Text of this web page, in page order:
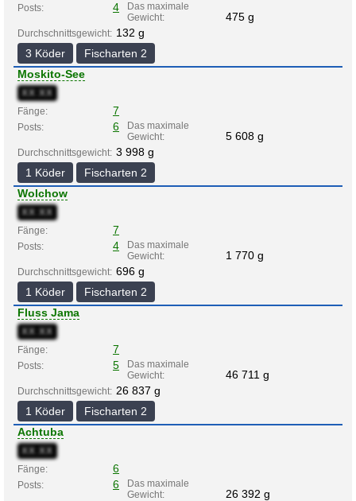
Posts: 4
Das maximale
Gewicht:
475 g
Durchschnittsgewicht: 132 g
3 Köder
Fischarten 2
Moskito-See
XX:XX
Fänge:
7
Posts: 6
Das maximale
Gewicht:
5 608 g
Durchschnittsgewicht: 3 998 g
1 Köder
Fischarten 2
Wolchow
XX:XX
Fänge:
7
Posts: 4
Das maximale
Gewicht:
1 770 g
Durchschnittsgewicht: 696 g
1 Köder
Fischarten 2
Fluss Jama
XX:XX
Fänge:
7
Posts: 5
Das maximale
Gewicht:
46 711 g
Durchschnittsgewicht: 26 837 g
1 Köder
Fischarten 2
Achtuba
XX:XX
Fänge:
6
Posts: 6
Das maximale
Gewicht:
26 392 g